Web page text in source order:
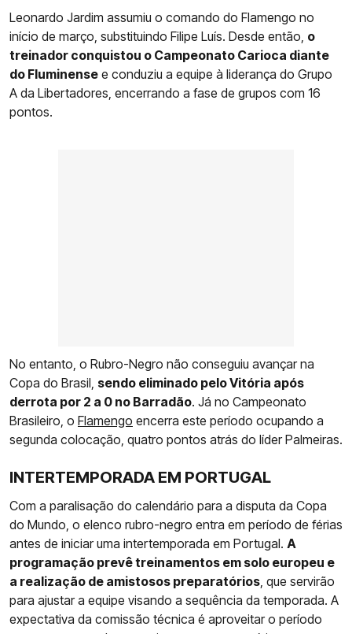
Leonardo Jardim assumiu o comando do Flamengo no
início de março, substituindo Filipe Luís. Desde então, o
treinador conquistou o Campeonato Carioca diante
do Fluminense e conduziu a equipe à liderança do Grupo
A da Libertadores, encerrando a fase de grupos com 16
pontos.
No entanto, o Rubro-Negro não conseguiu avançar na
Copa do Brasil, sendo eliminado pelo Vitória após
derrota por 2 a 0 no Barradão. Já no Campeonato
Brasileiro, o Flamengo encerra este período ocupando a
segunda colocação, quatro pontos atrás do líder Palmeiras.
INTERTEMPORADA EM PORTUGAL
Com a paralisação do calendário para a disputa da Copa
do Mundo, o elenco rubro-negro entra em período de férias
antes de iniciar uma intertemporada em Portugal. A
programação prevê treinamentos em solo europeu e
a realização de amistosos preparatórios, que servirão
para ajustar a equipe visando a sequência da temporada. A
expectativa da comissão técnica é aproveitar o período